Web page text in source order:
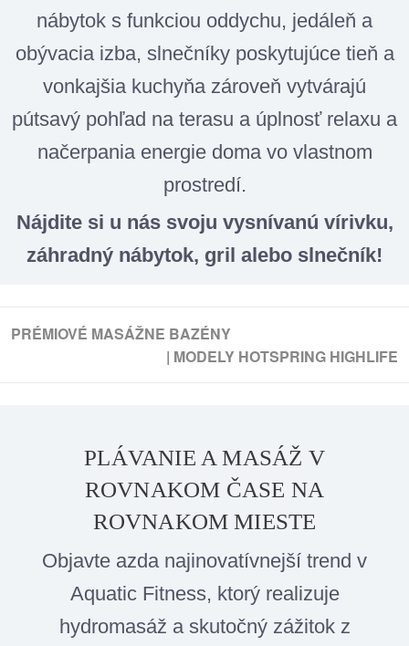
nábytok s funkciou oddychu, jedáleň a
obývacia izba, slnečníky poskytujúce tieň a
vonkajšia kuchyňa zároveň vytvárajú
pútsavý pohľad na terasu a úplnosť relaxu a
načerpania energie doma vo vlastnom
prostredí.
Nájdite si u nás svoju vysnívanú vírivku,
záhradný nábytok, gril alebo slnečník!
PRÉMIOVÉ MASÁŽNE BAZÉNY
| MODELY HOTSPRING HIGHLIFE
PLÁVANIE A MASÁŽ V
ROVNAKOM ČASE NA
ROVNAKOM MIESTE
Objavte azda najinovatívnejší trend v
Aquatic Fitness, ktorý realizuje
hydromasáž a skutočný zážitok z